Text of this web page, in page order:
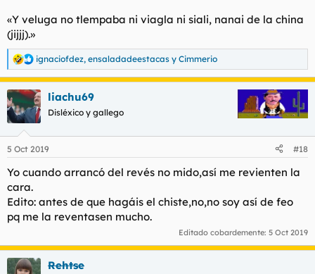
«Y veluga no tlempaba ni viagla ni siali, nanai de la china
(jijjj).»
R
e
a
c
c
e
:
ignaciofdez, ensaladadeestacas y Cimmerio
liachu69
Disléxico y gallego
5 Oct 2019 #18
Yo cuando arrancó del revés no mido,así me revienten la
cara.
Edito: antes de que hagáis el chiste,no,no soy así de feo
pq me la reventasen mucho.
Editado cobardemente: 5 Oct 2019
Rehtse